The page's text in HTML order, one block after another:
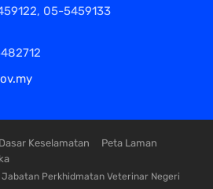
05-5459133
Dasar Keselamatan
Peta Laman
Perkhidmatan Veterinar Negeri